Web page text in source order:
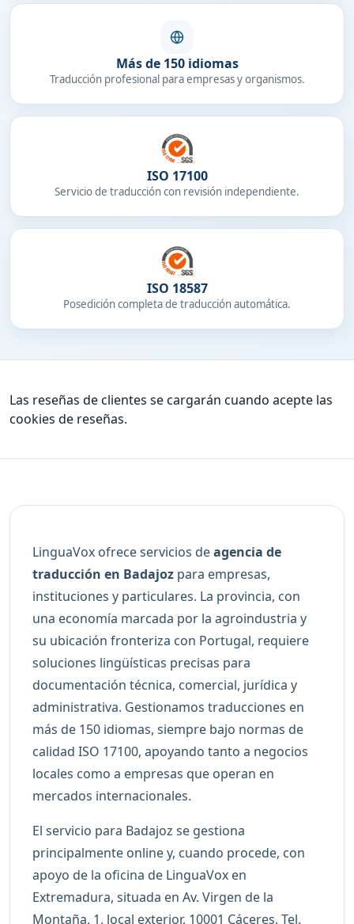
Más de 150 idiomas
Traducción profesional para empresas y organismos.
ISO 17100
Servicio de traducción con revisión independiente.
ISO 18587
Posedición completa de traducción automática.
Las reseñas de clientes se cargarán cuando acepte las
cookies de reseñas.
LinguaVox ofrece servicios deagencia de
traducción en Badajoz para empresas,
instituciones y particulares. La provincia, con
una economía marcada por la agroindustria y
su ubicación fronteriza con Portugal, requiere
soluciones lingüísticas precisas para
documentación técnica, comercial, jurídica y
administrativa. Gestionamos traducciones en
más de 150 idiomas, siempre bajo normas de
calidad ISO 17100, apoyando tanto a negocios
locales como a empresas que operan en
mercados internacionales.
El servicio para Badajoz se gestiona
principalmente online y, cuando procede, con
apoyo de la oficina de LinguaVox en
Extremadura, situada en Av. Virgen de la
Montaña, 1, local exterior, 10001 Cáceres. Tel.